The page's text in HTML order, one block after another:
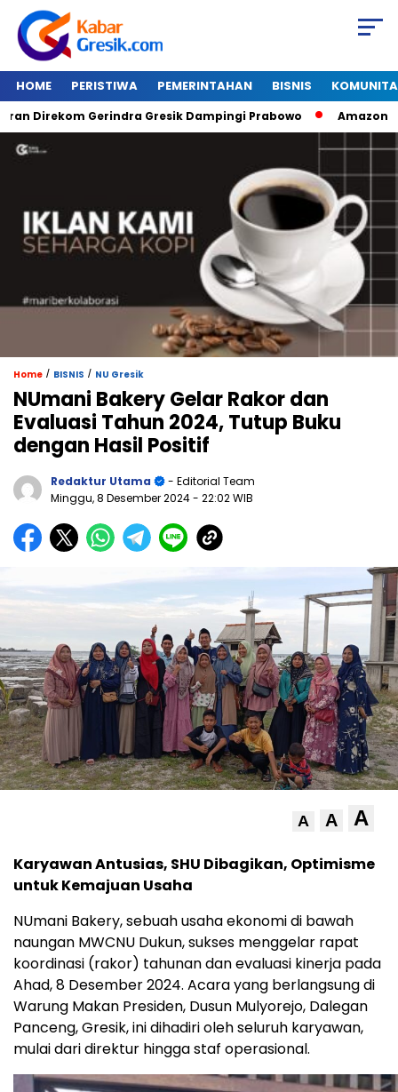
HOME PERISTIWA PEMERINTAHAN BISNIS
Gerindra Gresik Dampingi Prabowo Amazon Van Java
Home / BISNIS / NU Gresik
NUmani Bakery Gelar Rakor dan
Evaluasi Tahun 2024, Tutup Buku
dengan Hasil Positif
Redaktur Utama
- Editorial Team
Minggu, 8 Desember 2024- 22:02 WIB
A A A
Karyawan Antusias, SHU Dibagikan, Optimisme
untuk Kemajuan Usaha
NUmani Bakery, sebuah usaha ekonomi di bawah
naungan MWCNU Dukun, sukses menggelar rapat
koordinasi (rakor) tahunan dan evaluasi kinerja pada
Ahad, 8 Desember 2024. Acara yang berlangsung di
Warung Makan Presiden, Dusun Mulyorejo, Dalegan
Panceng, Gresik, ini dihadiri oleh seluruh karyawan,
mulai dari direktur hingga staf operasional.